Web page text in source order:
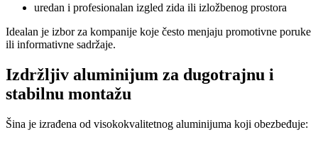
uredan i profesionalan izgled zida ili izložbenog prostora
Idealan je izbor za kompanije koje često menjaju promotivne poruke
ili informativne sadržaje.
Izdržljiv aluminijum za dugotrajnu i
stabilnu montažu
Šina je izrađena od visokokvalitetnog aluminijuma koji obezbeđuje: